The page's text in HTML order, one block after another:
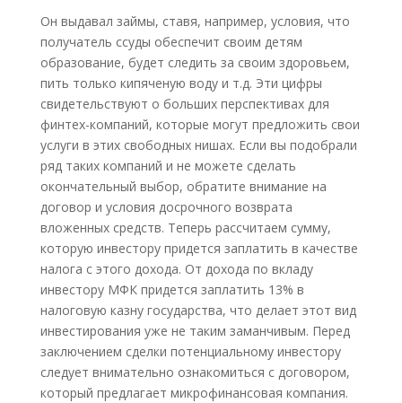
Он выдавал займы, ставя, например, условия, что
получатель ссуды обеспечит своим детям
образование, будет следить за своим здоровьем,
пить только кипяченую воду и т.д. Эти цифры
свидетельствуют о больших перспективах для
финтех-компаний, которые могут предложить свои
услуги в этих свободных нишах. Если вы подобрали
ряд таких компаний и не можете сделать
окончательный выбор, обратите внимание на
договор и условия досрочного возврата
вложенных средств. Теперь рассчитаем сумму,
которую инвестору придется заплатить в качестве
налога с этого дохода. От дохода по вкладу
инвестору МФК придется заплатить 13% в
налоговую казну государства, что делает этот вид
инвестирования уже не таким заманчивым. Перед
заключением сделки потенциальному инвестору
следует внимательно ознакомиться с договором,
который предлагает микрофинансовая компания.